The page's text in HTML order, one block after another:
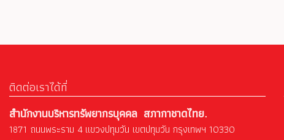
ติดต่อเราได้ที่
สำนักงานบริหารทรัพยากรบุคคล สภากาชาดไทย.
1871 ถนนพระราม 4 แขวงปทุมวัน เขตปทุมวัน กรุงเทพฯ 10330